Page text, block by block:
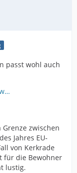
passt wohl auch
zwischen
Jahres EU-
von Kerkrade
für die Bewohner
lustig.